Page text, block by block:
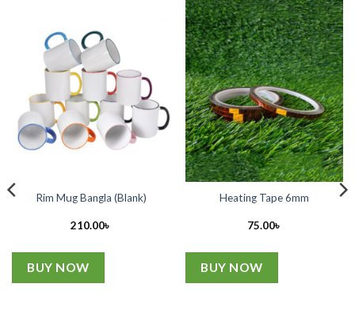
Rim Mug Bangla (Blank)
210.00৳
BUY NOW
Heating Tape 6mm
75.00৳
BUY NOW